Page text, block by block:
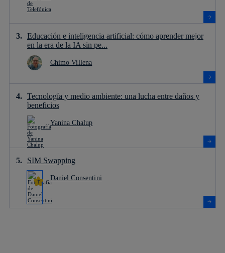
Educación e inteligencia artificial: cómo aprender mejor
en la era de la IA sin pe...
Chimo Villena
Tecnología y medio ambiente: una lucha entre daños y
beneficios
Yanina Chalup
SIM Swapping
Daniel Consentini